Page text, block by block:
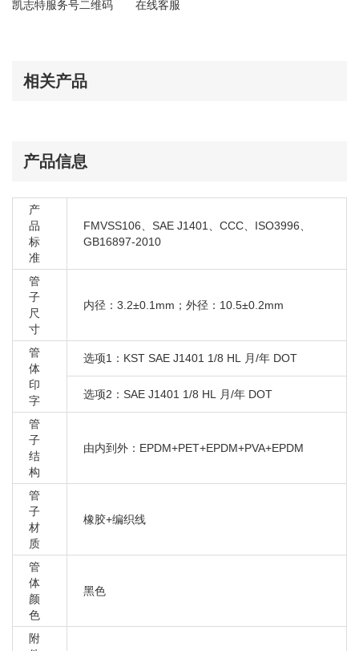
宝马 X3 3.0D M57N E83
宝马 X3 3.0SI E83
宝马 X3 18D N47N F25
宝马 X3 18I F25
宝马 X3 20DX B47 F25
宝马 X3 20DX N47N F25
宝马 X3 20I F25
宝马 X3 20IX F25
宝马 X3 28DX F25
宝马 X3 28I F25
宝马 X3 28IX F25
宝马 X3 28IX N20 F25
宝马 X3 28IX N52N F25
宝马 X3 30DX F25
宝马 X3 35DX F25
宝马 X3 35IX F25
宝马 X1 16D E84
宝马 X1 16D F48
宝马 X1 16I E84
宝马 X1 18D E84
宝马 X1 18D F48
宝马 X1 18DX E84
凯志特服务号二维码 在线客服
相关产品
产品信息
产
品
标
准
FMVSS106、SAE J1401、CCC、ISO3996、
GB16897-2010
管
子
尺
寸
内径：3.2±0.1mm；外径：10.5±0.2mm
管
体
印
字
选项1：KST SAE J1401 1/8 HL 月/年 DOT
选项2：SAE J1401 1/8 HL 月/年 DOT
管
子
结
构
由内到外：EPDM+PET+EPDM+PVA+EPDM
管
子
材
质
橡胶+编织线
管
体
颜
色
黑色
附